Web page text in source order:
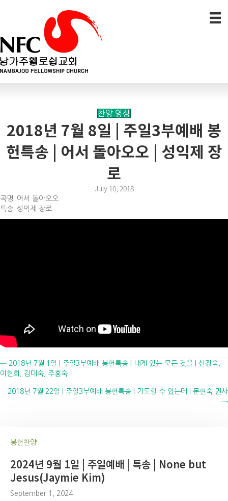
찬양 영상
2018년 7월 8일 | 주일3부예배 봉
헌특송 | 어서 돌아오오 | 성익제 장
로
July 10, 2018
곡명: 어서 돌아오오
특송: 성익제 장로
Posts
navigation
← 2018년 7월 1일 | 주일3부예배 봉헌특송 | 내게 있는 모든 것을 | 신정숙,
이현희, 김대숙, 주홍숙
2018년 7월 22일 | 주일3부예배 봉헌특송 | 기도할 수 있는데 | 문현숙 권사
→
봉헌찬양
2024년 9월 1일 | 주일예배 | 특송 | None but
Jesus(Jaymie Kim)
September 1, 2024